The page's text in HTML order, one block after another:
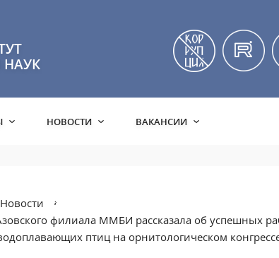
НОВОСТИ ВАКАНСИИ
Новости
филиала ММБИ рассказала об успешных
птиц на орнитологическом